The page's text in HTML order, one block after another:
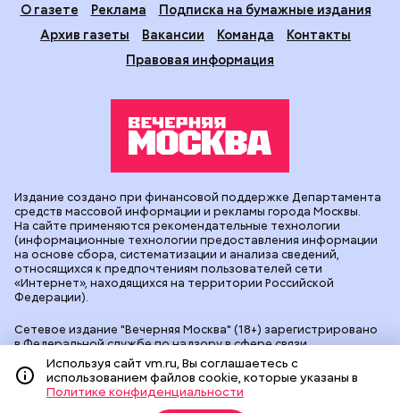
О газете Реклама
Подписка на бумажные издания
Архив газеты
Вакансии Команда
Контакты
Правовая информация
Сетевое издание "Вечерняя Москва" (18+) зарегистрировано
в Федеральной службе по надзору в сфере связи,
информационных технологий и массовых коммуникаций
(Роскомнадзор). Свидетельство о регистрации ЭЛ № ФС 77 -
90524 от 09.12.2025. Учредитель: АО "Редакция газеты
"Вечерняя Москва". Главный редакторvm.ru
Издание создано при финансовой поддержке Департамента
средств массовой информации и рекламы города Москвы.
На сайте применяются рекомендательные технологии
(информационные технологии предоставления информации
на основе сбора, систематизации и анализа сведений,
относящихся к предпочтениям пользователей сети
«Интернет», находящихся на территории Российской
Федерации).
Используя сайт vm.ru, Вы соглашаетесь с
использованием файлов cookie, которые указаны в
Политике конфиденциальности